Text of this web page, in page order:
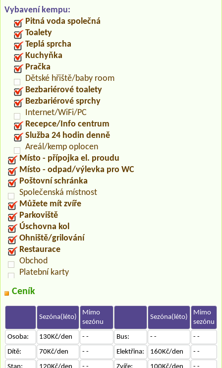
Vybavení kempu:
Pitná voda společná
Toalety
Teplá sprcha
Kuchyňka
Pračka
Dětské hřiště/baby room
Bezbariérové toalety
Bezbariérové sprchy
Internet/WiFi/PC
Recepce/Info centrum
Služba 24 hodin denně
Areál/kemp oplocen
Místo - přípojka el. proudu
Místo - odpad/výlevka pro WC
Poštovní schránka
Společenská místnost
Můžete mít zvíře
Parkoviště
Úschovna kol
Ohniště/grilování
Restaurace
Obchod
Platební karty
Ceník
Sezóna(léto)
Mimo
sezónu
Sezóna(léto)
Mimo
sezónu
Osoba:
130Kč/den - - Bus: - -
- -
Dítě:
70Kč/den - - Elektřina: 160Kč/den
- -